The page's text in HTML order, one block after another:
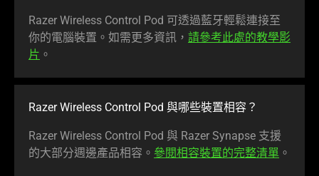
Razer Wireless Control Pod 可透過藍牙輕鬆連接至
你的電腦裝置。如需更多資訊， 請參考此處的教學影
片 。
Razer Wireless Control Pod 與哪些裝置相容？
Razer Wireless Control Pod 與 Razer Synapse 支援
的大部分週邊產品相容。 參閱相容裝置的完整清單 。